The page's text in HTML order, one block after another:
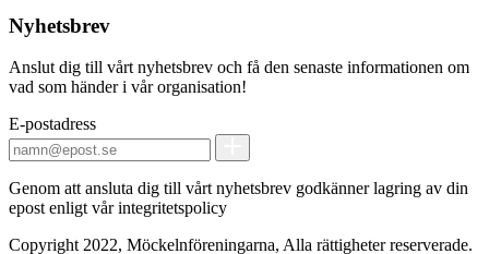
Nyhetsbrev
Anslut dig till vårt nyhetsbrev och få den senaste informationen om
vad som händer i vår organisation!
E-postadress
Genom att ansluta dig till vårt nyhetsbrev godkänner lagring av din
epost enligt vår integritetspolicy
Copyright 2022, Möckelnföreningarna, Alla rättigheter reserverade.